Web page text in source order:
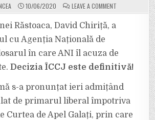
10/06/2020 LEAVE A COMMENTON
PRIMARUL
DAVID
PROCESUL
AGENȚIA
NAȚIONALĂ
INTEGRITATE,
PRIVIND
UN
RAPORT
Răstoaca, David Chiriță, a
cu Agenția Națională de
în care ANI îl acuza de
Decizia ÎCCJ este definitivă!
s-a pronunțat ieri admițând
de primarul liberal împotriva
Curtea de Apel Galați, prin care